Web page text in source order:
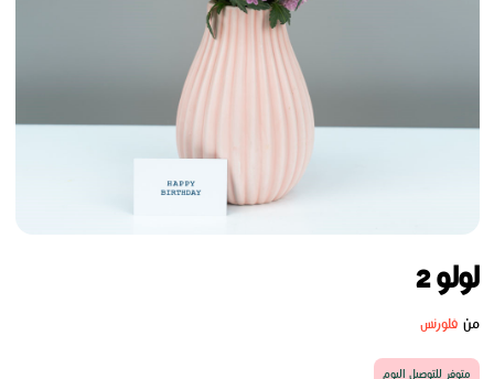
لولو 2
من فلورنس
متوفر للتوصيل اليوم